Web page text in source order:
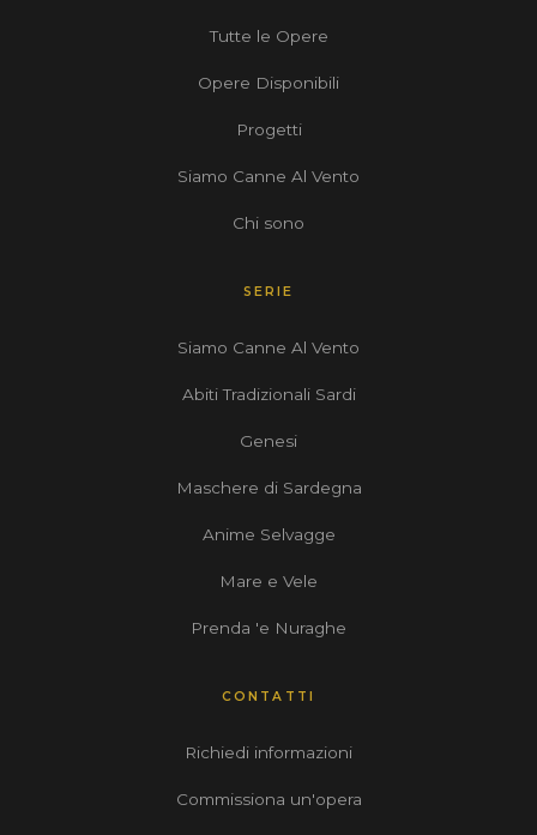
Tutte le Opere
Opere Disponibili
Progetti
Siamo Canne Al Vento
Chi sono
SERIE
Siamo Canne Al Vento
Abiti Tradizionali Sardi
Genesi
Maschere di Sardegna
Anime Selvagge
Mare e Vele
Prenda 'e Nuraghe
CONTATTI
Richiedi informazioni
Commissiona un'opera